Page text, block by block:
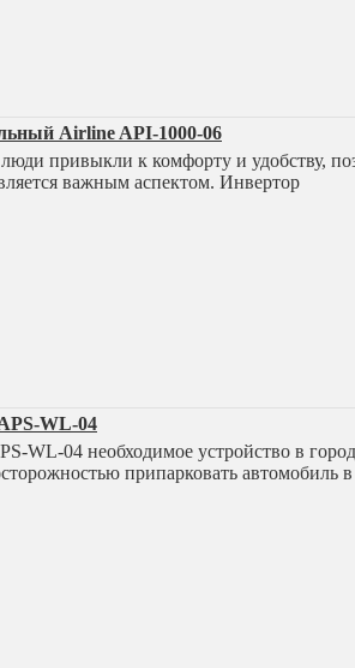
Airline API-1000-06
привыкли к комфорту и удобству,
важным аспектом. Инвертор
WL-04
WL-04 необходимое устройство в
припарковать автомобиль в